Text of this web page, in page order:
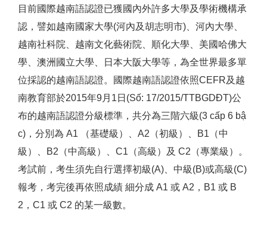
目前國際越南語認證已獲國內外許多大學及學術機構承
認，譬如越南國家大學(河內及胡志明市)、河內大學、
越南社科院、越南文化藝術院、順化大學、美國哈佛大
學、澳洲國立大學、日本大阪大學等，為全世界最多單
位採認的越南語認證。國際越南語認證依照CEFR及越
南教育部於2015年9月1日(Số: 17/2015/TTBGDĐT)公
布的越南語認證分級標準，共分為三階六級(3 cấp 6 bậ
c)，分別為 A1 （基礎級）、A2（初級）、B1（中
級）、B2（中高級）、C1（高級）及 C2（專業級）。
考試前，考生須先自行選擇初級(A)、中級(B)或高級(C)
報考，考完後再依照成績 細分成 A1 或 A2，B1 或 B
2，C1 或 C2 的某一級數。